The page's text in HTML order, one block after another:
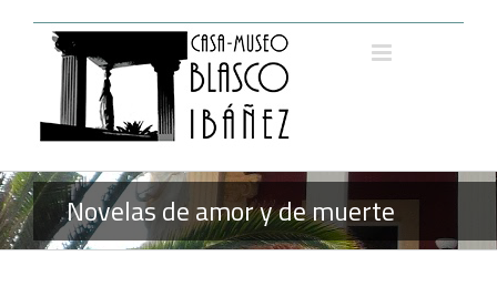
contenido
Novelas de amor y de muerte